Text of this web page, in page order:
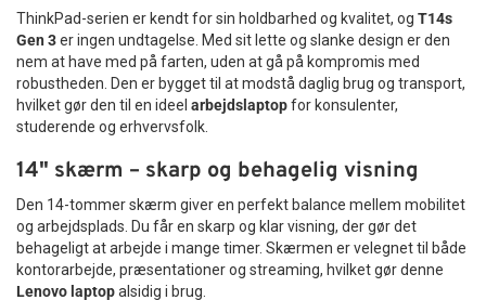
og andet udstyr.
Den trådløse løsning reducerer antallet af kabler på
arbejdsstationen og bidrager til et mere ryddeligt og
organiseret skrivebord. Tastaturet og musen anvender den
samme USB-modtager, så sættet kun optager én USB-port
Hvorfor vælge Logitech MK220?
Kompakt og pladsbesparende design
Engelsk US-tastaturlayout
Komplet tastatur med numerisk tastatur
Stabil trådløs 2,4 GHz-forbindelse
Uanset om du arbejder hjemme, på kontoret eller er på
farten, giverLenovo ThinkPad Essential Wireless Mousedig
den nødvendige fleksibilitet og præcision. Det er en
professionel løsning, der kombinerer funktionalitet, design
og komfort i én kompakt enhed.
Vælg en Lenovo trådløs mus
produktivitet – og oplev forskellen i din daglige brug.
ThinkPad-serien er kendt for sin holdbarhed og kvalitet, og T14s
Gen 3er ingen undtagelse. Med sit lette og slanke design er den
nem at have med på farten, uden at gå på kompromis med
robustheden. Den er bygget til at modstå daglig brug og transport,
hvilket gør den til en ideel arbejdslaptopfor konsulenter,
studerende og erhvervsfolk.
14" skærm – skarp og behagelig visning
Den 14-tommer skærm giver en perfekt balance mellem mobilitet
og arbejdsplads. Du får en skarp og klar visning, der gør det
behageligt at arbejde i mange timer. Skærmen er velegnet til både
kontorarbejde, præsentationer og streaming, hvilket gør denne
Lenovo laptopalsidig i brug.